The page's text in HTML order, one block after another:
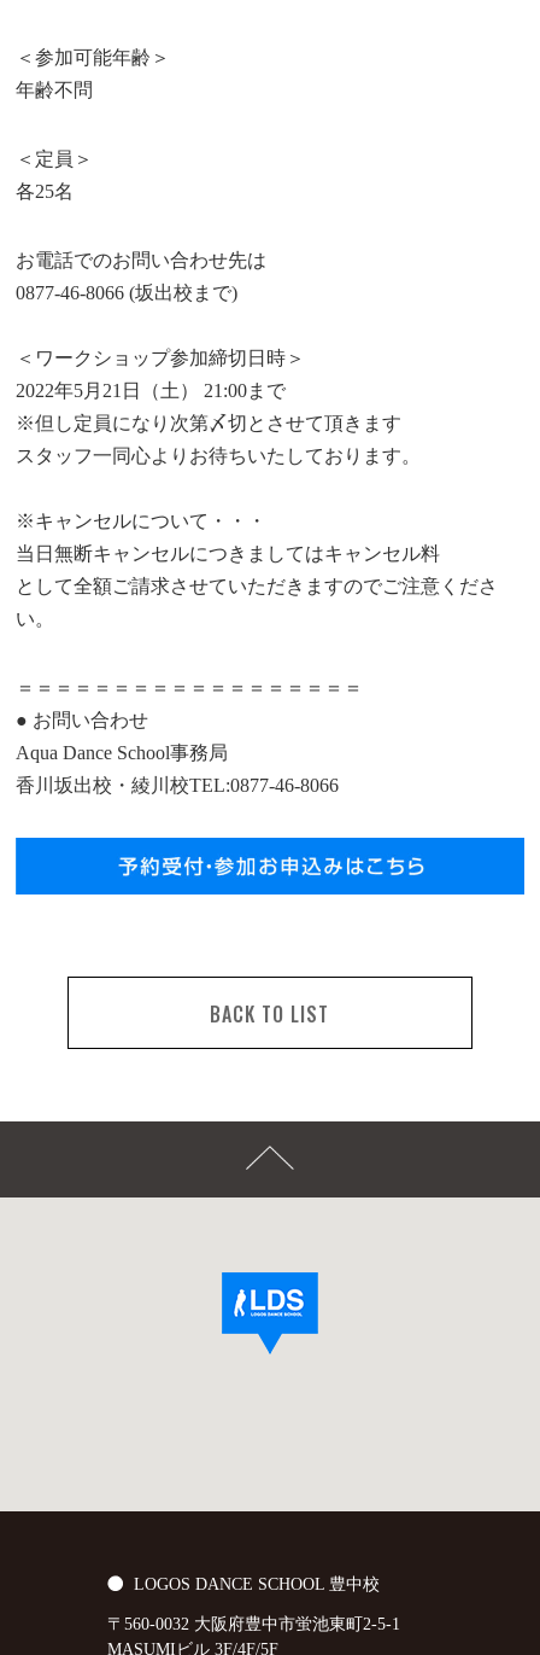
＜参加可能年齢＞
年齢不問
＜定員＞
各25名
お電話でのお問い合わせ先は
0877-46-8066 (坂出校まで)
＜ワークショップ参加締切日時＞
2022年5月21日（土） 21:00まで
※但し定員になり次第〆切とさせて頂きます
スタッフ一同心よりお待ちいたしております。
※キャンセルについて・・・
当日無断キャンセルにつきましてはキャンセル料
として全額ご請求させていただきますのでご注意くださ
い。
＝＝＝＝＝＝＝＝＝＝＝＝＝＝＝＝＝＝
● お問い合わせ
Aqua Dance School事務局
香川坂出校・綾川校TEL:0877-46-8066
BACK TO LIST
LOGOS DANCE SCHOOL 豊中校
〒560-0032 大阪府豊中市蛍池東町2-5-1
MASUMIビル 3F/4F/5F